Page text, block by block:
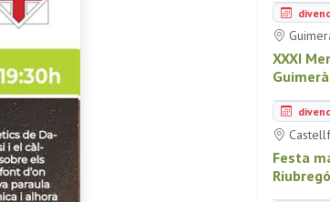
XXXI
Guimerà
Festa